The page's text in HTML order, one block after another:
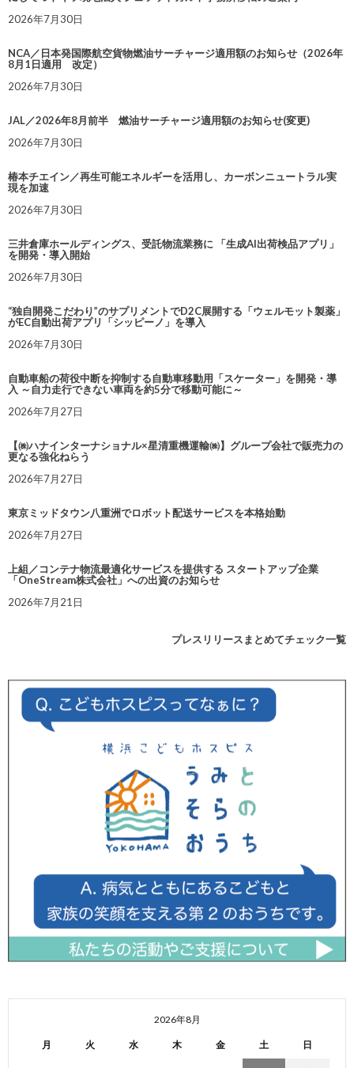
2026年7月30日
NCA／日本発国際航空貨物燃油サーチャージ適用額のお知らせ（2026年
8月1日適用 改定）
2026年7月30日
JAL／2026年8月前半 燃油サーチャージ適用額のお知らせ(変更)
2026年7月30日
椿本チエイン／再生可能エネルギーを活用し、カーボンニュートラル実
現を加速
2026年7月30日
三井倉庫ホールディングス、受託物流業務に 「生成AI出荷検品アプリ」
を開発・導入開始
2026年7月30日
“独自開発こだわり”のサプリメントでD2C展開する「ウェルモット製薬」
がEC自動出荷アプリ「シッピーノ」を導入
2026年7月30日
自動車船の荷役中断を抑制する自動車移動用「スケーター」を開発・導
入 ～自力走行できない車両を約5分で移動可能に～
2026年7月27日
【㈱ハナインターナショナル×星清重機運輸㈱】グループ会社で販売力の
更なる強化ねらう
2026年7月27日
東京ミッドタウン八重洲でロボット配送サービスを本格始動
2026年7月27日
上組／コンテナ物流最適化サービスを提供する スタートアップ企業
「OneStream株式会社」への出資のお知らせ
2026年7月21日
プレスリリースまとめてチェック一覧
2026年8月
月 火 水 木 金 土 日